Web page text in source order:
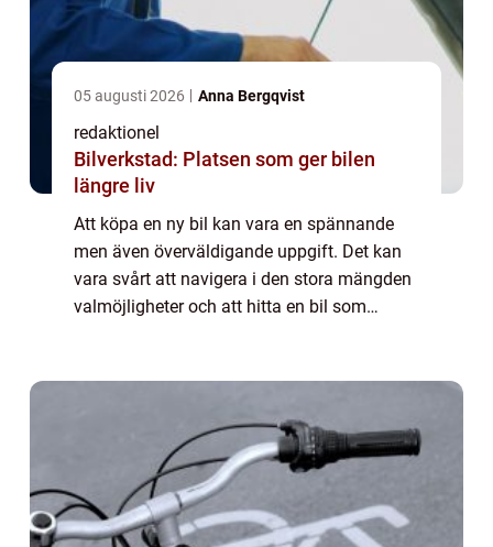
05 augusti 2026 Anna Bergqvist
redaktionel
Bilverkstad: Platsen som ger bilen
längre liv
Att köpa en ny bil kan vara en spännande
men även överväldigande uppgift. Det kan
vara svårt att navigera i den stora mängden
valmöjligheter och att hitta en bil som